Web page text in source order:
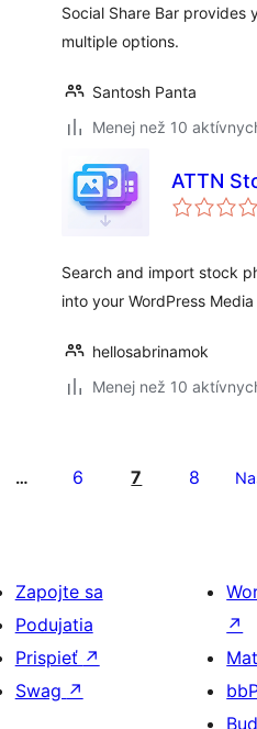
Social Share Bar
multiple options.
Santosh Panta
Menej než 10
ATTN
Search and import stock
into your WordPress
hellosabrinamok
Menej než 10
… 6 7 8
Zapojte sa
Podujatia
Prispieť ↗
Swag ↗
↗